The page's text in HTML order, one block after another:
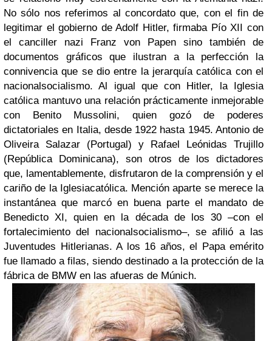
No sólo nos referimos al concordato que, con el fin de
legitimar el gobierno de Adolf Hitler, firmaba Pío XII con
el canciller nazi Franz von Papen sino también de
documentos gráficos que ilustran a la perfección la
connivencia que se dio entre la jerarquía católica con el
nacionalsocialismo. Al igual que con Hitler, la Iglesia
católica mantuvo una relación prácticamente inmejorable
con Benito Mussolini, quien gozó de poderes
dictatoriales en Italia, desde 1922 hasta 1945. Antonio de
Oliveira Salazar (Portugal) y Rafael Leónidas Trujillo
(República Dominicana), son otros de los dictadores
que, lamentablemente, disfrutaron de la comprensión y el
cariño de la Iglesiacatólica. Mención aparte se merece la
instantánea que marcó en buena parte el mandato de
Benedicto XI, quien en la década de los 30 –con el
fortalecimiento del nacionalsocialismo–, se afilió a las
Juventudes Hitlerianas. A los 16 años, el Papa emérito
fue llamado a filas, siendo destinado a la protección de la
fábrica de BMW en las afueras de Múnich.